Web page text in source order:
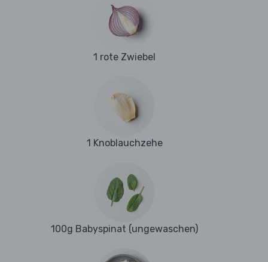
1 rote Zwiebel
1 Knoblauchzehe
100g Babyspinat (ungewaschen)